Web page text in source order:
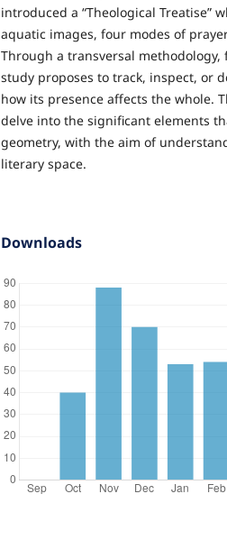
introduced a “Theological Treatise”
aquatic images, four modes of
Through a transversal
study proposes to track, inspect, or
how its presence affects the whole.
delve into the significant elements
geometry, with the aim of
literary space.
Downloads